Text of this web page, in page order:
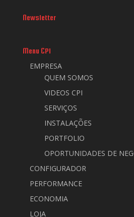
Newsletter
Menu CPI
EMPRESA
QUEM SOMOS
VIDEOS CPI
SERVIÇOS
INSTALAÇÕES
PORTFOLIO
OPORTUNIDADES DE
CONFIGURADOR
PERFORMANCE
ECONOMIA
LOJA